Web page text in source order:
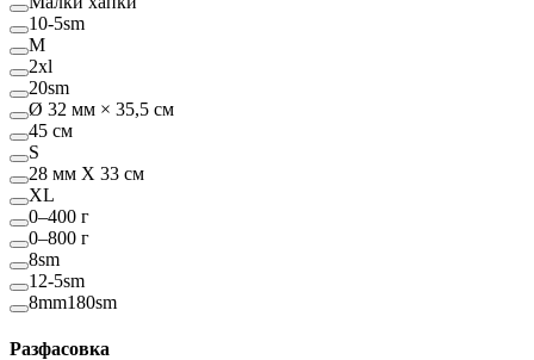
10-5sm
M
2xl
20sm
Ø 32 мм × 35,5 см
45 см
S
28 мм Х 33 см
XL
0–400 г
0–800 г
8sm
12-5sm
8mm180sm
Разфасовка